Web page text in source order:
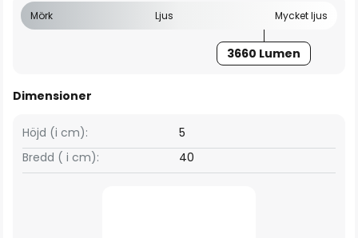
Mörk Ljus Mycket ljus
3660 Lumen
Dimensioner
Bredd ( i cm): 40
Höjd (i cm): 5